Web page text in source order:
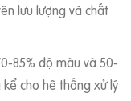
lưu lượng và chất
85% độ màu và 50-
cho hệ thống xử lý